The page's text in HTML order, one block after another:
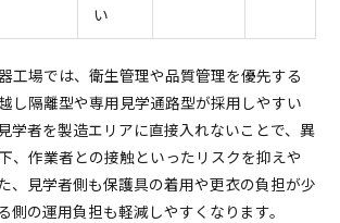
い
工場では、衛生管理や品質管理を優先する
し隔離型や専用見学通路型が採用しやすい
学者を製造エリアに直接入れないことで、異
、作業者との接触といったリスクを抑えや
、見学者側も保護具の着用や更衣の負担が少
側の運用負担も軽減しやすくなります。